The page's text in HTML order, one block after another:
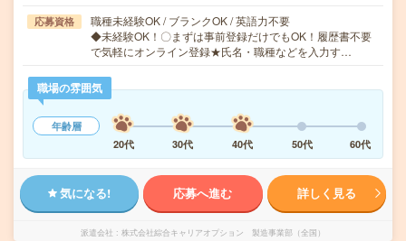
応募資格
職種未経験OK / ブランクOK / 英語力不要
◆未経験OK！〇まずは事前登録だけでもOK！履歴書不要
で気軽にオンライン登録★氏名・職種などを入力す…
職場の雰囲気
年齢層
20代
30代 40代 50代 60代
気になる! 応募へ進む 詳しく見る
派遣会社 株式会社綜合キャリアオプション 製造事業部（全国）